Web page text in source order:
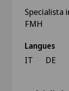
Specialista
FMH
Langues
IT DE